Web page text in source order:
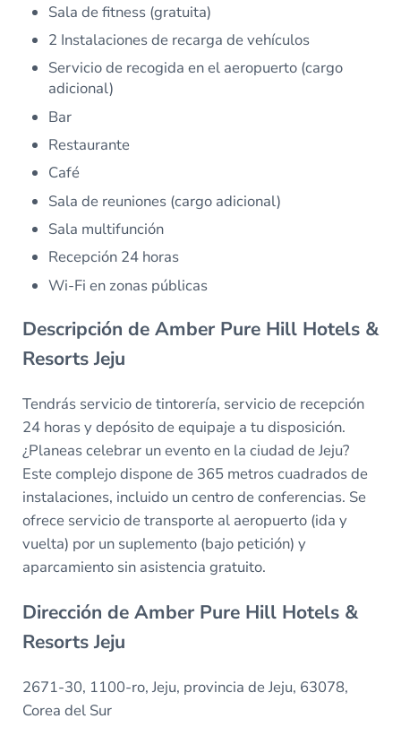
Sala de fitness (gratuita)
2 Instalaciones de recarga de vehículos
Servicio de recogida en el aeropuerto (cargo
adicional)
Bar
Restaurante
Café
Sala de reuniones (cargo adicional)
Sala multifunción
Recepción 24 horas
Wi-Fi en zonas públicas
Descripción de Amber Pure Hill Hotels &
Resorts Jeju
Tendrás servicio de tintorería, servicio de recepción
24 horas y depósito de equipaje a tu disposición.
¿Planeas celebrar un evento en la ciudad de Jeju?
Este complejo dispone de 365 metros cuadrados de
instalaciones, incluido un centro de conferencias. Se
ofrece servicio de transporte al aeropuerto (ida y
vuelta) por un suplemento (bajo petición) y
aparcamiento sin asistencia gratuito.
Dirección de Amber Pure Hill Hotels &
Resorts Jeju
2671-30, 1100-ro, Jeju, provincia de Jeju, 63078,
Corea del Sur